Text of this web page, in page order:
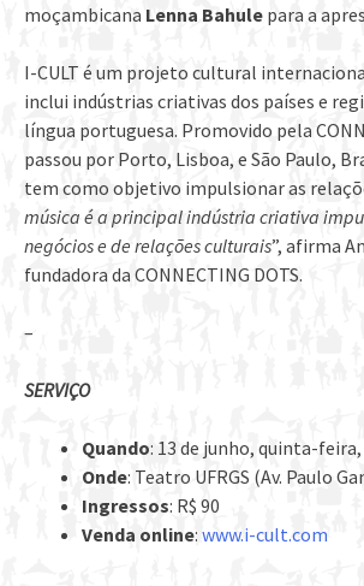
moçambicana Lenna Bahule para a
I-CULT é um projeto cultural
inclui indústrias criativas dos países e
língua portuguesa. Promovido pela
passou por Porto, Lisboa, e São Paulo,
tem como objetivo impulsionar as
música é a principal indústria criativa
negócios e de relações culturais”, afirma
fundadora da CONNECTING DOTS.
–
SERVIÇO
Quando: 13 de junho, quinta-feira,
Onde: Teatro UFRGS (Av. Paulo
Ingressos: R$ 90
Venda online: www.i-cult.com